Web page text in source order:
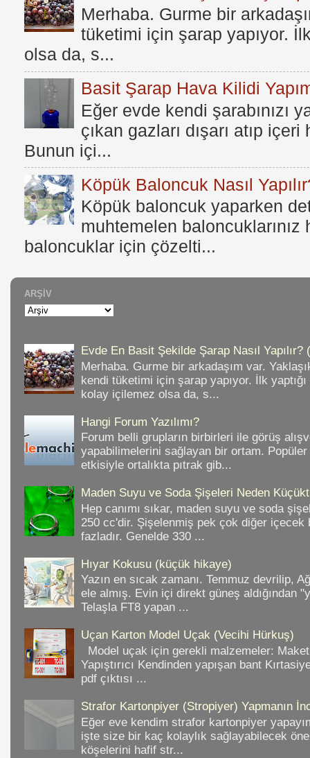
Merhaba. Gurme bir
tüketimi için şarap yapıyor.
olsa da, s...
Basit Şarap Hava Kilidi
Eğer evde kendi şarabınızı
çıkan gazları dışarı atıp
Bunun içi...
Köpük Baloncuk Nasıl
Köpük baloncuk yaparken
muhtemelen baloncuklarınız
baloncuklar için çözelti...
ARŞIV
Evde En Basit Şekilde Şarap Nasıl Yapılır?
Merhaba. Gurme bir arkadaşım var.
kendi tüketimi için şarap yapıyor. İlk
kolay içilemez olsa da, s...
Hangi Forum Yazılımı?
Forum belli grupların birbirleri ile görüş
yapabilimelerini sağlayan bir ortam. Popüler
etkisiyle ortalıkta pıtrak gib...
Maden Suyu ve Soda Şişeleri Neden
Hep canımı sıkar, maden suyu ve soda
250 cc'dir. Şişelenmiş pek çok diğer içecek
fazladır. Genelde 330 ...
Hıyar Kokusu (küçük hikaye)
Yazın en sıcak zamanı. Temmuz devrilip,
ele almış. Evin içi direkt güneş aldığından
Telaşla FT8 yapan ...
Uçan Karton Model Uçak (Vecihi Hürkuş)
Model uçak için gerekli malzemeler: Maket
Yapıştırıcı Kendinden yapışan bant
pdf çıktısı ...
Strafor Kartonpiyer (Stropiyer) Yapmanın
Eğer eve kendim strafor kartonpiyer
işte size bir kaç kolaylık sağlayabilecek
köşelerini hafif str...